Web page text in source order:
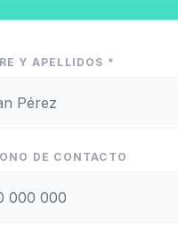
Y APELLIDOS *
DE CONTACTO